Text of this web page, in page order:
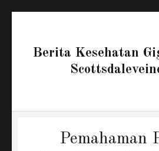
Berita Kesehatan
Pemahaman